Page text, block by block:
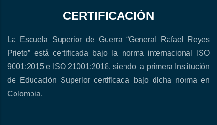
CERTIFICACIÓN
La Escuela Superior de Guerra “General Rafael Reyes
Prieto” está certificada bajo la norma internacional ISO
9001:2015 e ISO 21001:2018, siendo la primera Institución
de Educación Superior certificada bajo dicha norma en
Colombia.